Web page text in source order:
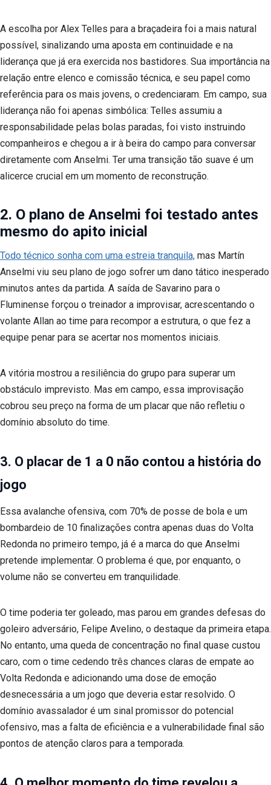
A escolha por Alex Telles para a braçadeira foi a mais natural
possível, sinalizando uma aposta em continuidade e na
liderança que já era exercida nos bastidores. Sua importância na
relação entre elenco e comissão técnica, e seu papel como
referência para os mais jovens, o credenciaram. Em campo, sua
liderança não foi apenas simbólica: Telles assumiu a
responsabilidade pelas bolas paradas, foi visto instruindo
companheiros e chegou a ir à beira do campo para conversar
diretamente com Anselmi. Ter uma transição tão suave é um
alicerce crucial em um momento de reconstrução.
2. O plano de Anselmi foi testado antes
mesmo do apito inicial
Todo técnico sonha com uma estreia tranquila, mas Martín
Anselmi viu seu plano de jogo sofrer um dano tático inesperado
minutos antes da partida. A saída de Savarino para o
Fluminense forçou o treinador a improvisar, acrescentando o
volante Allan ao time para recompor a estrutura, o que fez a
equipe penar para se acertar nos momentos iniciais.
A vitória mostrou a resiliência do grupo para superar um
obstáculo imprevisto. Mas em campo, essa improvisação
cobrou seu preço na forma de um placar que não refletiu o
domínio absoluto do time.
3. O placar de 1 a 0 não contou a história do
jogo
Essa avalanche ofensiva, com 70% de posse de bola e um
bombardeio de 10 finalizações contra apenas duas do Volta
Redonda no primeiro tempo, já é a marca do que Anselmi
pretende implementar. O problema é que, por enquanto, o
volume não se converteu em tranquilidade.
O time poderia ter goleado, mas parou em grandes defesas do
goleiro adversário, Felipe Avelino, o destaque da primeira etapa.
No entanto, uma queda de concentração no final quase custou
caro, com o time cedendo três chances claras de empate ao
Volta Redonda e adicionando uma dose de emoção
desnecessária a um jogo que deveria estar resolvido. O
domínio avassalador é um sinal promissor do potencial
ofensivo, mas a falta de eficiência e a vulnerabilidade final são
pontos de atenção claros para a temporada.